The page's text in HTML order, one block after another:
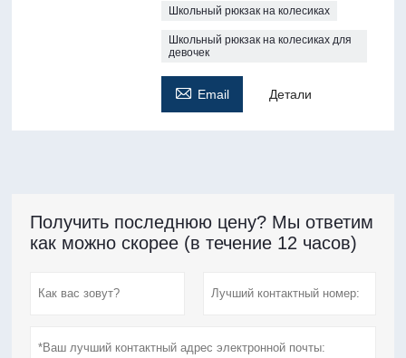
Школьный рюкзак на колесиках
Школьный рюкзак на колесиках для
девочек
 Email Детали
Получить последнюю цену? Мы ответим
как можно скорее (в течение 12 часов)